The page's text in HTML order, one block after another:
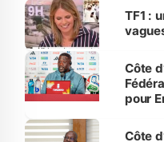
sur la
TF1 :
Côte
pour
Côte